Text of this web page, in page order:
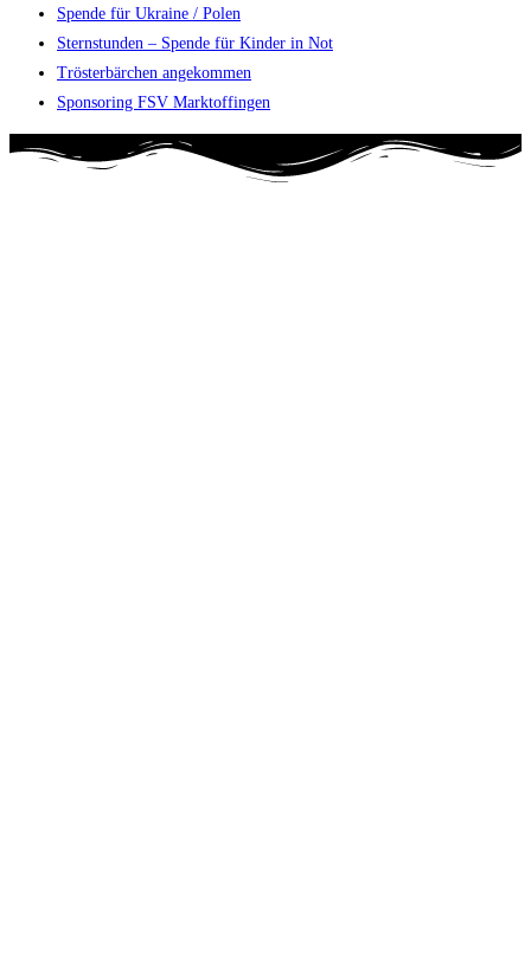
Spende für Ukraine / Polen
Sternstunden – Spende für Kinder in Not
Trösterbärchen angekommen
Sponsoring FSV Marktoffingen